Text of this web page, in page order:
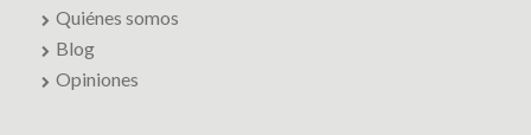
Quiénes somos
Blog
Opiniones